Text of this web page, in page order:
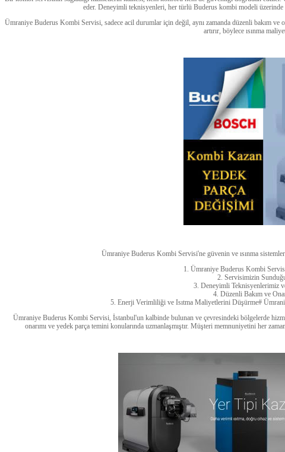
eder. Deneyimli teknisyenleri, her türlü Buderus kombi modeli
Ümraniye Buderus Kombi Servisi, sadece acil durumlar için değil, aynı zamanda düzenli bakım
artırır, böylece ısınma
Ümraniye Buderus Kombi Servisi'ne güvenin ve ısınma
1. Ümraniye Buderus Kombi
2. Servisimizin
3. Deneyimli Teknisyenlerimiz
4. Düzenli Bakım ve
5. Enerji Verimliliği ve Isıtma Maliyetlerini Düşürme#
Ümraniye Buderus Kombi Servisi, İstanbul'un kalbinde bulunan ve çevresindeki bölgelerde
onarımı ve yedek parça temini konularında uzmanlaşmıştır. Müşteri memnuniyetini her